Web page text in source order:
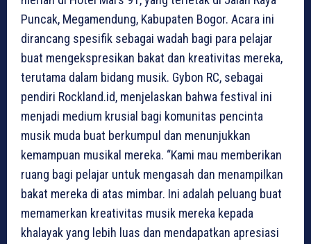
Puncak, Megamendung, Kabupaten Bogor. Acara ini
dirancang spesifik sebagai wadah bagi para pelajar
buat mengekspresikan bakat dan kreativitas mereka,
terutama dalam bidang musik. Gybon RC, sebagai
pendiri Rockland.id, menjelaskan bahwa festival ini
menjadi medium krusial bagi komunitas pencinta
musik muda buat berkumpul dan menunjukkan
kemampuan musikal mereka. “Kami mau memberikan
ruang bagi pelajar untuk mengasah dan menampilkan
bakat mereka di atas mimbar. Ini adalah peluang buat
memamerkan kreativitas musik mereka kepada
khalayak yang lebih luas dan mendapatkan apresiasi